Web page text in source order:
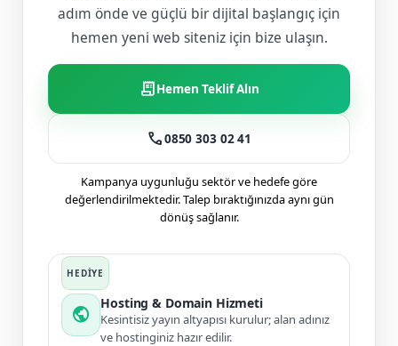
adım önde ve güçlü bir dijital başlangıç için
hemen yeni web siteniz için bize ulaşın.
receipt_longHemen Teklif Alın
call0850 303 02 41
Kampanya uygunluğu sektör ve hedefe göre
değerlendirilmektedir. Talep bıraktığınızda aynı gün
dönüş sağlanır.
public
Hosting & Domain Hizmeti
Kesintisiz yayın altyapısı kurulur; alan adınız
ve hostinginiz hazır edilir.